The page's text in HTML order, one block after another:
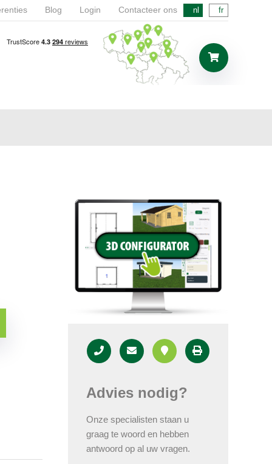
Blog Login Contacteer ons nl fr
Advies nodig?
Onze specialisten staan u
graag te woord en hebben
antwoord op al uw vragen.